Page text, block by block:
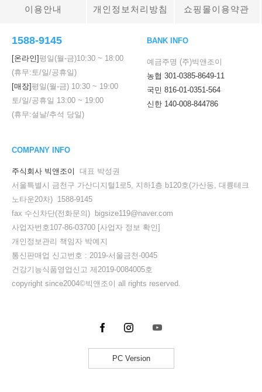
이용안내 개인정보처리방침 쇼핑몰이용약관
1588-9145
[온라인] 평일(월-금)10:30 ~ 18:00
(휴무:토/일/공휴일)
[매장] 평일(월-금) 10:30 ~ 19:00
토/일/공휴일 13:00 ~ 19:00
(휴무:설날/추석 당일)
BANK INFO
예금주명 (주)빅앤조이
농협 301-0385-8649-11
국민 816-01-0351-564
신한 140-008-844786
COMPANY INFO
주식회사 빅앤조이
대표 박성권
서울특별시 금천구 가산디지털1로5, 지하1층 b120호(가산동, 대륭테크
노타운20차) 1588-9145
fax 수신차단(전화문의) bigsize119@naver.com
사업자번호107-86-03700 [사업자 정보 확인]
개인정보관리 책임자 박예지
통신판매업 신고번호 : 2019-서울금천-0045
건강기능식품영업신고 제2019-0084005호
copyright since2004©빅앤조이 all rights reserved.
PC Version